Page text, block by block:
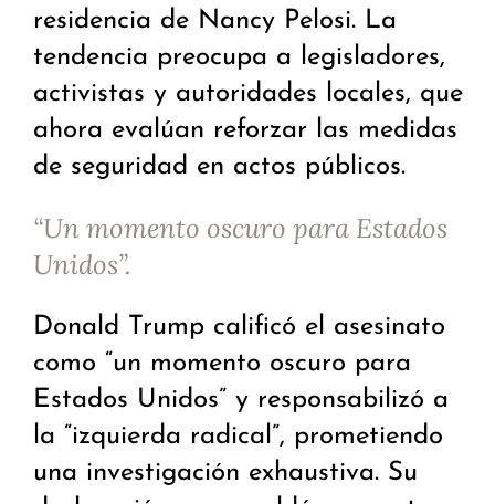
residencia de Nancy Pelosi. La
tendencia preocupa a legisladores,
activistas y autoridades locales, que
ahora evalúan reforzar las medidas
de seguridad en actos públicos.
“Un momento oscuro para Estados
Unidos”.
Donald Trump calificó el asesinato
como “un momento oscuro para
Estados Unidos” y responsabilizó a
la “izquierda radical”, prometiendo
una investigación exhaustiva. Su